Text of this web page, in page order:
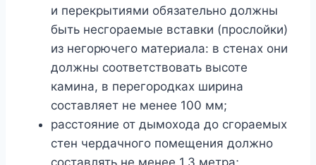
и перекрытиями обязательно должны
быть несгораемые вставки (прослойки)
из негорючего материала: в стенах они
должны соответствовать высоте
камина, в перегородках ширина
составляет не менее 100 мм;
расстояние от дымохода до сгораемых
стен чердачного помещения должно